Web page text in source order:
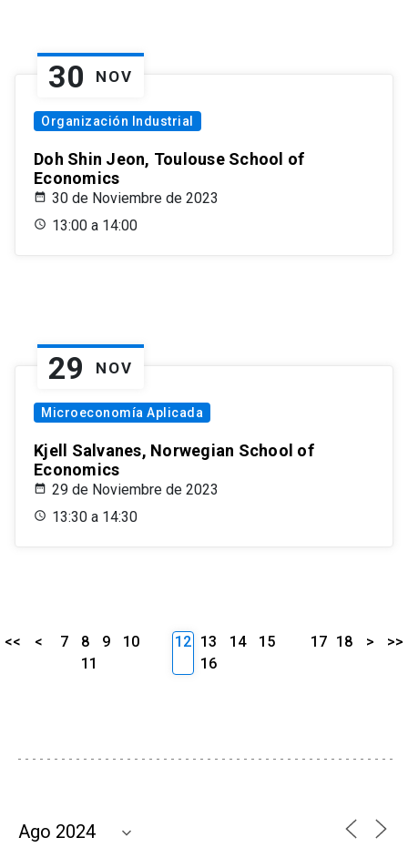
30 NOV
Organización Industrial
Doh Shin Jeon, Toulouse School of
Economics
30 de Noviembre de 2023
13:00 a 14:00
29 NOV
Microeconomía Aplicada
Kjell Salvanes, Norwegian School of
Economics
29 de Noviembre de 2023
13:30 a 14:30
<< < 7 8 9
10
11
12 13 14
15
16
17 18 > >>